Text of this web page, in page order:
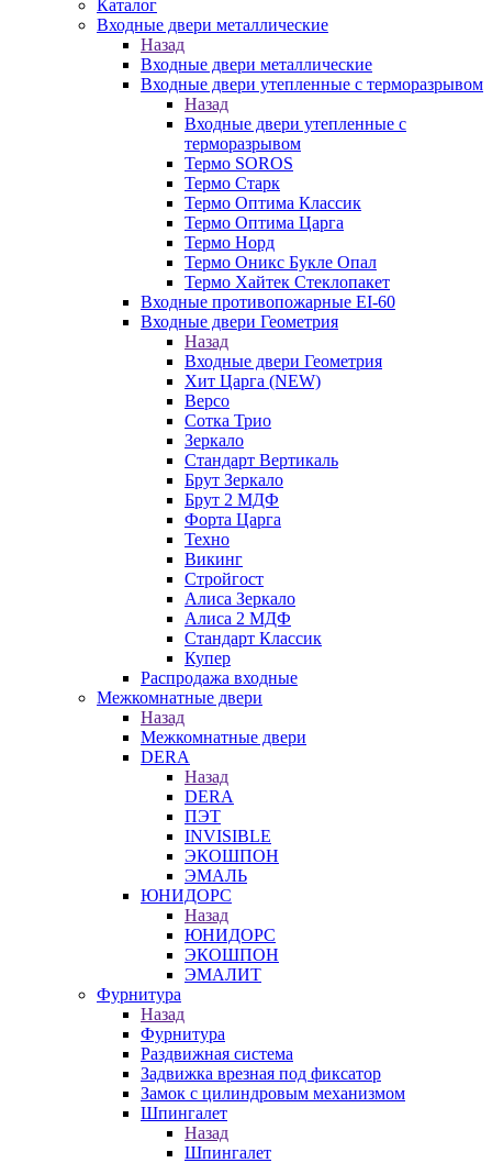
Каталог
Входные двери металлические
Назад
Входные двери металлические
Входные двери утепленные с терморазрывом
Назад
Входные двери утепленные с
терморазрывом
Термо SOROS
Термо Старк
Термо Оптима Классик
Термо Оптима Царга
Термо Норд
Термо Оникс Букле Опал
Термо Хайтек Стеклопакет
Входные противопожарные EI-60
Входные двери Геометрия
Назад
Входные двери Геометрия
Хит Царга (NEW)
Версо
Сотка Трио
Зеркало
Стандарт Вертикаль
Брут Зеркало
Брут 2 МДФ
Форта Царга
Техно
Викинг
Стройгост
Алиса Зеркало
Алиса 2 МДФ
Стандарт Классик
Купер
Распродажа входные
Межкомнатные двери
Назад
Межкомнатные двери
DERA
Назад
DERA
ПЭТ
INVISIBLE
ЭКОШПОН
ЭМАЛЬ
ЮНИДОРС
Назад
ЮНИДОРС
ЭКОШПОН
ЭМАЛИТ
Фурнитура
Назад
Фурнитура
Раздвижная система
Задвижка врезная под фиксатор
Замок с цилиндровым механизмом
Шпингалет
Назад
Шпингалет